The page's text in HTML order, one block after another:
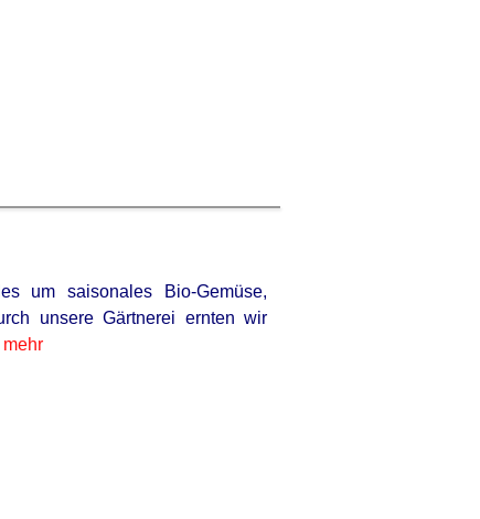
um saisonales Bio-Gemüse,
unsere Gärtnerei ernten wir
mehr